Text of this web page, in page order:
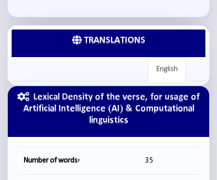
Lexical Density of the verse, for usage of
Artificial Intelligence (AI) & Computational
linguistics
Number of words: 35
TRANSLATIONS
English